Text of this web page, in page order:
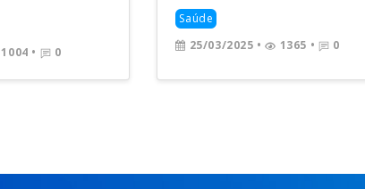
1004 • 0
Saúde
25/03/2025 • 1365 • 0